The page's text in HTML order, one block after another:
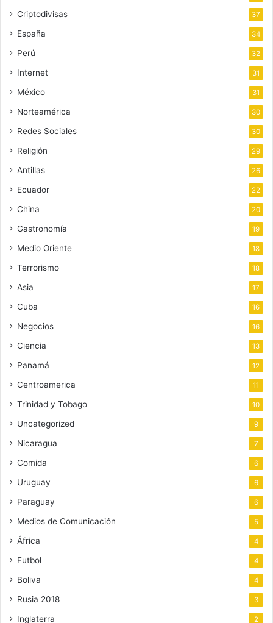
Criptodivisas 37
España 34
Perú 32
Internet 31
México 31
Norteamérica 30
Redes Sociales 30
Religión 29
Antillas 26
Ecuador 22
China 20
Gastronomía 19
Medio Oriente 18
Terrorismo 18
Asia 17
Cuba 16
Negocios 16
Ciencia 13
Panamá 12
Centroamerica 11
Trinidad y Tobago 10
Uncategorized 9
Nicaragua 7
Comida 6
Uruguay 6
Paraguay 6
Medios de Comunicación 5
África 4
Futbol 4
Boliva 4
Rusia 2018 3
Inglaterra 2